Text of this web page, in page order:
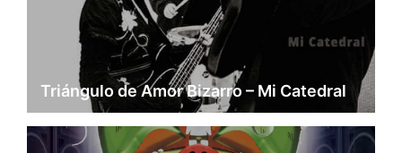
Triángulo de Amor Bizarro – Mi Catedral